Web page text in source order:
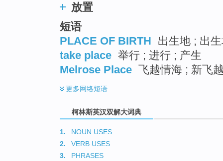
放置
短语
PLACE OF BIRTH 出生地 ; 出
take place 举行 ; 进行 ; 产生
Melrose Place 飞越情海 ; 新飞
更多网络短语
柯林斯英汉双解大词典
1.
NOUN USES
2.
VERB USES
3.
PHRASES